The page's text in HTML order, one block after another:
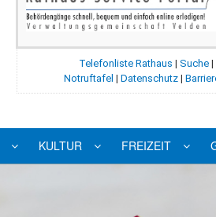
Telefonliste Rathaus |Suche |
Notruftafel |Datenschutz |
KULTUR FREIZEIT